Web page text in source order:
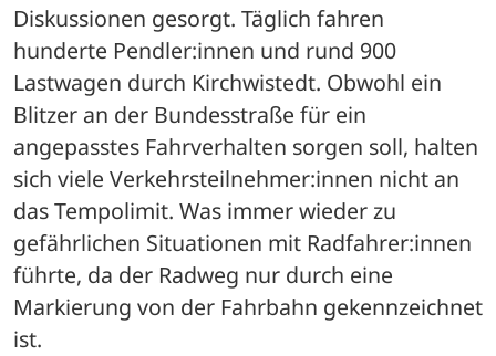
Diskussionen gesorgt. Täglich fahren
hunderte Pendler:innen und rund 900
Lastwagen durch Kirchwistedt. Obwohl ein
Blitzer an der Bundesstraße für ein
angepasstes Fahrverhalten sorgen soll, halten
sich viele Verkehrsteilnehmer:innen nicht an
das Tempolimit. Was immer wieder zu
gefährlichen Situationen mit Radfahrer:innen
führte, da der Radweg nur durch eine
Markierung von der Fahrbahn gekennzeichnet
ist.